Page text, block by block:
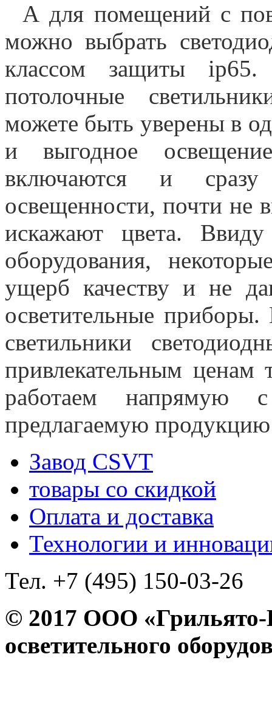
А для помещений с
можно выбрать
классом защиты
потолочные
можете быть уверены в
и выгодное
включаются и
освещенности, почти не
искажают цвета. Ввиду
оборудования,
ущерб качеству и не
осветительные
светильники
привлекательным ценам
работаем напрямую
предлагаемую продукцию
Завод CSVT
товары со скидкой
Оплата и доставка
Технологии и
Тел. +7 (495) 150-03-26
© 2017 ООО
осветительного